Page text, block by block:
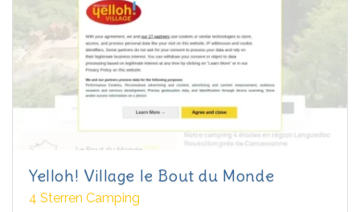
Yelloh! Village le Bout du Monde
4 Sterren Camping